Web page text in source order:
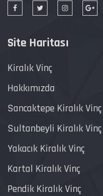
Site Haritası
Kiralık Vinç
Hakkımızda
Sancaktepe Kiralık Vinç
Sultanbeyli Kiralık Vinç
Yakacık Kiralık Vinç
Kartal Kiralık Vinç
Pendik Kiralık Vinç